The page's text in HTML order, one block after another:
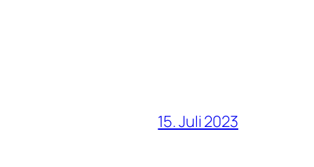
15. Juli 2023